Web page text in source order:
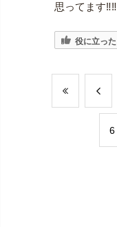
思ってます‼︎‼︎
役に立った
​6